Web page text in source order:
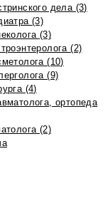
дела (3)
(3)
(3)
(2)
(10)
(9)
(4)
ортопеда
(2)